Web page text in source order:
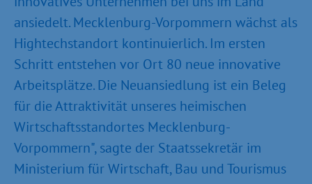
ansiedelt. Mecklenburg-Vorpommern wächst als
Hightechstandort kontinuierlich. Im ersten
Schritt entstehen vor Ort 80 neue innovative
Arbeitsplätze. Die Neuansiedlung ist ein Beleg
für die Attraktivität unseres heimischen
Wirtschaftsstandortes Mecklenburg-
Vorpommern", sagte der Staatssekretär im
Ministerium für Wirtschaft, Bau und Tourismus